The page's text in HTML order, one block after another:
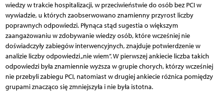
wiedzy w trakcie hospitalizacji, w przeciwieństwie do osób bez PCI w
wywiadzie, u których zaobserwowano znamienny przyrost liczby
poprawnych odpowiedzi. Płynąca stąd sugestia o większym
zaangażowaniu w zdobywanie wiedzy osób, które wcześniej nie
doświadczyły zabiegów interwencyjnych, znajduje potwierdzenie w
analizie liczby odpowiedzi „nie wiem”. W pierwszej ankiecie liczba takich
odpowiedzi była znamiennie wyższa w grupie chorych, którzy wcześniej
nie przebyli zabiegu PCI, natomiast w drugiej ankiecie różnica pomiędzy
grupami znacząco się zmniejszyła i nie była istotna.